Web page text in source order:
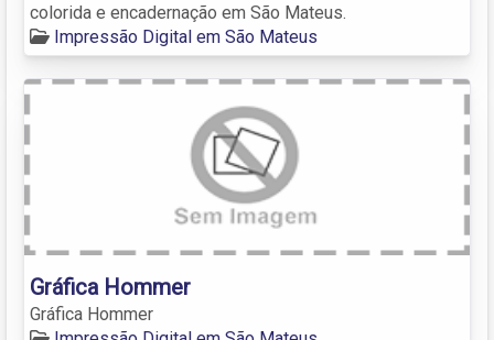
colorida e encadernação em São Mateus.
Impressão Digital em São Mateus
Gráfica Hommer
Gráfica Hommer